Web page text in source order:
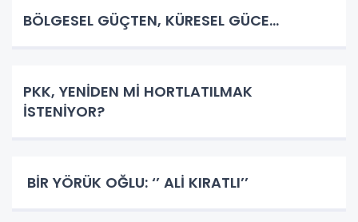
BÖLGESEL GÜÇTEN, KÜRESEL GÜCE…
PKK, YENİDEN Mİ HORTLATILMAK
İSTENİYOR?
BİR YÖRÜK OĞLU: ‘’ ALİ KIRATLI’’